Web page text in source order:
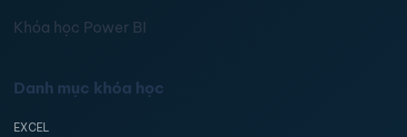
Khóa học Power BI
Danh mục khóa học
EXCEL